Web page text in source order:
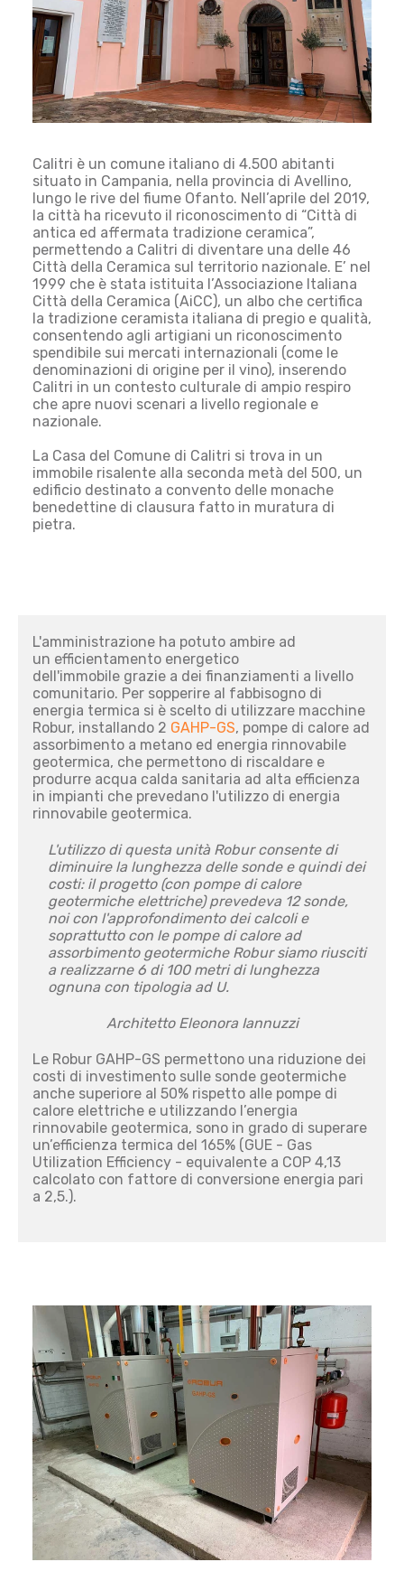
Calitri è un comune italiano di 4.500 abitanti
situato in Campania, nella provincia di Avellino,
lungo le rive del fiume Ofanto. Nell’aprile del 2019,
la città ha ricevuto il riconoscimento di “Città di
antica ed affermata tradizione ceramica”,
permettendo a Calitri di diventare una delle 46
Città della Ceramica sul territorio nazionale. E’ nel
1999 che è stata istituita l’Associazione Italiana
Città della Ceramica (AiCC), un albo che certifica
la tradizione ceramista italiana di pregio e qualità,
consentendo agli artigiani un riconoscimento
spendibile sui mercati internazionali (come le
denominazioni di origine per il vino), inserendo
Calitri in un contesto culturale di ampio respiro
che apre nuovi scenari a livello regionale e
nazionale.
La Casa del Comune di Calitri si trova in un
immobile risalente alla seconda metà del 500, un
edificio destinato a convento delle monache
benedettine di clausura fatto in muratura di
pietra.
L'amministrazione ha potuto ambire ad
un efficientamento energetico
dell'immobile grazie a dei finanziamenti a livello
comunitario. Per sopperire al fabbisogno di
energia termica si è scelto di utilizzare macchine
Robur, installando 2 GAHP-GS, pompe di calore ad
assorbimento a metano ed energia rinnovabile
geotermica, che permettono di riscaldare e
produrre acqua calda sanitaria ad alta efficienza
in impianti che prevedano l'utilizzo di energia
rinnovabile geotermica.
L'utilizzo di questa unità Robur consente di
diminuire la lunghezza delle sonde e quindi dei
costi: il progetto (con pompe di calore
geotermiche elettriche) prevedeva 12 sonde,
noi con l'approfondimento dei calcoli e
soprattutto con le pompe di calore ad
assorbimento geotermiche Robur siamo riusciti
a realizzarne 6 di 100 metri di lunghezza
ognuna con tipologia ad U.
Architetto Eleonora Iannuzzi
Le Robur GAHP-GS permettono una riduzione dei
costi di investimento sulle sonde geotermiche
anche superiore al 50% rispetto alle pompe di
calore elettriche e utilizzando l’energia
rinnovabile geotermica, sono in grado di superare
un’efficienza termica del 165% (GUE - Gas
Utilization Efficiency - equivalente a COP 4,13
calcolato con fattore di conversione energia pari
a 2,5.).